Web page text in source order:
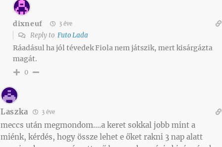
dixneuf 3 éve
Reply to Futo Lada
Ráadásul ha jól tévedek Fiola nem játszik, mert kisárgázta
magát.
0
Laszka 3 éve
meccs után megmondom….a keret sokkal jobb mint a
miénk, kérdés, hogy össze lehet e őket rakni 3 nap alatt